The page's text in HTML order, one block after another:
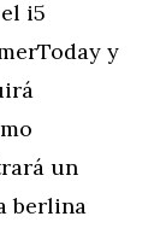
i5
y
un
berlina